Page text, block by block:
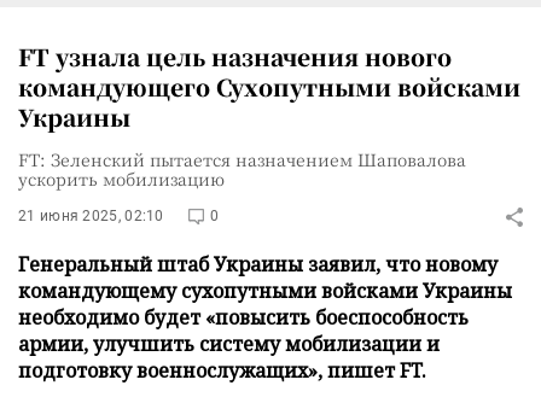
FT узнала цель назначения нового
командующего Сухопутными войсками
Украины
FT: Зеленский пытается назначением Шаповалова
ускорить мобилизацию
21 июня 2025, 02:10 0
Генеральный штаб Украины заявил, что новому
командующему сухопутными войсками Украины
необходимо будет «повысить боеспособность
армии, улучшить систему мобилизации и
подготовку военнослужащих», пишет FT.